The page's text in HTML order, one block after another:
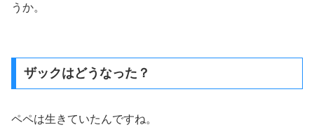
うか。
ザックはどうなった？
ペペは生きていたんですね。